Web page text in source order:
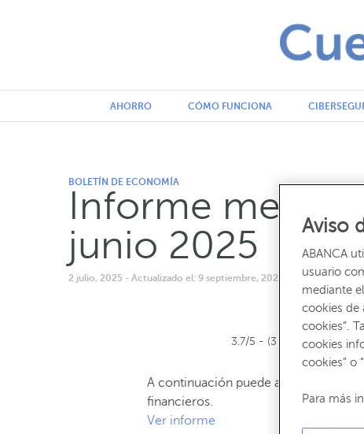
AHORRO CÓMO FUNCIONA
BOLETÍN DE ECONOMÍA
Informe
junio 2025
2 julio, 2025 - Actualizado el: 9 septiembre, 2025 9:31 am - Escrito
3.7/5 - (3 votos)
A continuación puede acceder a un
financieros.
Ver informe
Aviso
ABANCA
usuario
mediante
cookies de
cookies”.
cookies
cookies” o
Para más